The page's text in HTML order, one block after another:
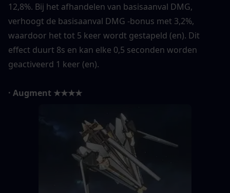
12,8%. Bij het afhandelen van basisaanval DMG,
verhoogt de basisaanval DMG -bonus met 3,2%,
waardoor het tot 5 keer wordt gestapeld (en). Dit
effect duurt 8s en kan elke 0,5 seconden worden
geactiveerd 1 keer (en).
· Augment ★★★★